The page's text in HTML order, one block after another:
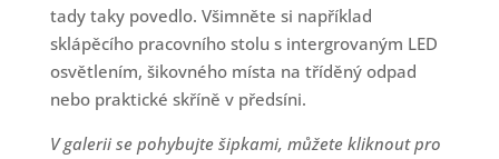
tady taky povedlo. Všimněte si například
sklápěcího pracovního stolu s intergrovaným LED
osvětlením, šikovného místa na tříděný odpad
nebo praktické skříně v předsíni.
V galerii se pohybujte šipkami, můžete kliknout pro